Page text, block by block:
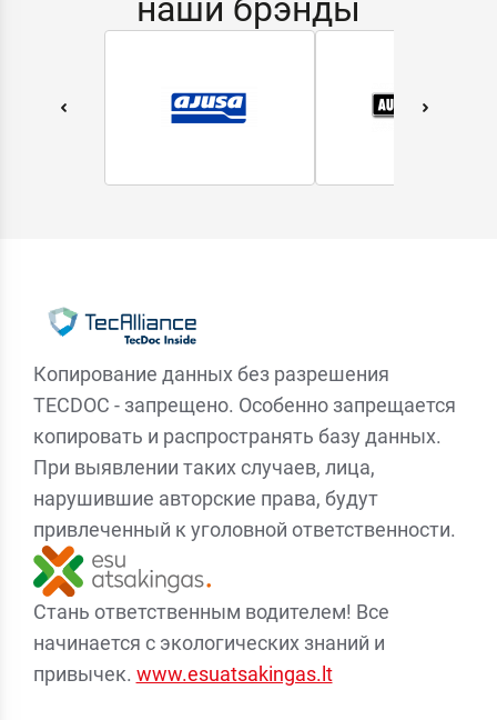
наши брэнды
Копирование данных без разрешения
TECDOC - запрещено. Особенно запрещается
копировать и распространять базу данных.
При выявлении таких случаев, лица,
нарушившие авторские права, будут
привлеченный к уголовной ответственности.
Стань ответственным водителем! Все
начинается с экологических знаний и
привычек. www.esuatsakingas.lt